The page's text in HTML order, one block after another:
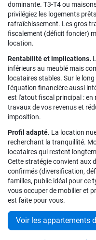
dominante. T3-T4 ou
privilégiez les logements
rafraîchissement. Les gros
fiscalement (déficit foncier)
location.
Rentabilité et implications.
inférieurs au meublé mais
locataires stables. Sur le
l'équation financière aussi
est l'atout fiscal principal : en
travaux de vos revenus et
imposition.
Profil adapté. La location
recherchant la tranquillité.
locataires qui restent
Cette stratégie convient aux
confirmés (diversification,
familles, public idéal pour ce
vous occuper de mobilier et
est faite pour vous.
Voir les appartements